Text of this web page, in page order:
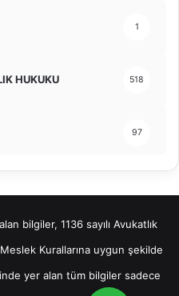
1
HUKUKU 518
97
bilgiler, 1136 sayılı Avukatlık
Kurallarına uygun şekilde
yer alan tüm bilgiler sadece